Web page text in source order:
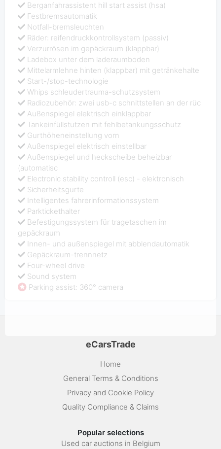
Berganfahrassistent hill start assist (hsa)
Festbremsautomatik
Notfall-bremsleuchten
Räder: reifendruckkontrollsystem (passiv)
Verzurrösen im gepäckraum (klappbar)
Ladebox unter dem laderaumboden
Mittelarmlehne hinten (klappbar) mit getränkehalte
Start-/stop-technologie
Whips schleudertrauma-schutzsystem
Radiozubehör: zwei usb-c schnittstellen an der rüc
Außenspiegel elektrisch einklappbar
Tankeinfüllstutzen mit fehlbetankungsschutz
Gurthöheneinstellung vorn
Außenspiegel elektrisch einstellbar
Außenspiegel und heckscheibe beheizbar
(automatisc
Electronic stability controll (esc) - elektronisch
Sicherheitsgurte
Intelligentes fahrerinformationssystem
Parktickethalter
Befestigungssystem für tragetaschen im
gepäckraum
Innen- und außenspiegel mit abblendautomatik
Gepäckraum-trennnetz
Four-wheel drive
Sound system
Parking assist: 360° camera
eCarsTrade
Home
General Terms & Conditions
Privacy and Cookie Policy
Quality Compliance & Claims
Popular selections
Used car auctions in Belgium